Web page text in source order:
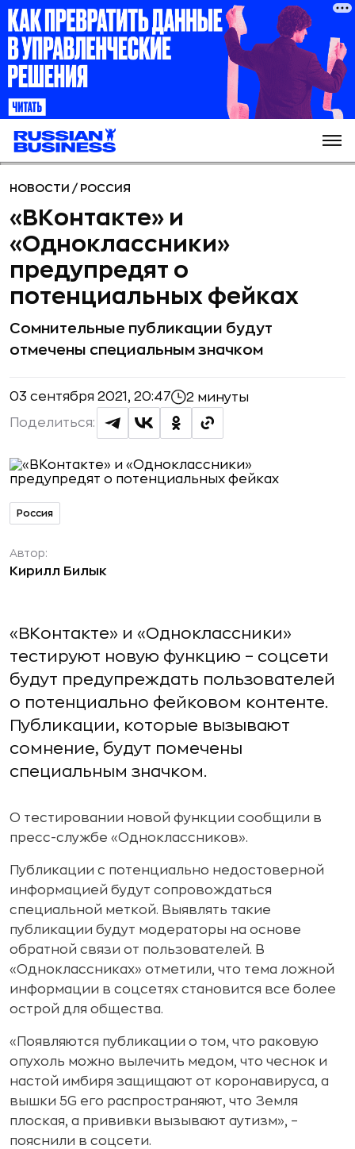
НОВОСТИ / РОССИЯ
«ВКонтакте» и
«Одноклассники»
предупредят о
потенциальных фейках
Сомнительные публикации будут
отмечены специальным значком
03 сентября 2021, 20:47 2 минуты
Поделиться:
Россия
Автор:
Кирилл Билык
«ВКонтакте» и «Одноклассники»
тестируют новую функцию – соцсети
будут предупреждать пользователей
о потенциально фейковом контенте.
Публикации, которые вызывают
сомнение, будут помечены
специальным значком.
О тестировании новой функции сообщили в
пресс-службе «Одноклассников».
Публикации с потенциально недостоверной
информацией будут сопровождаться
специальной меткой. Выявлять такие
публикации будут модераторы на основе
обратной связи от пользователей. В
«Одноклассниках» отметили, что тема ложной
информации в соцсетях становится все более
острой для общества.
«Появляются публикации о том, что раковую
опухоль можно вылечить медом, что чеснок и
настой имбиря защищают от коронавируса, а
вышки 5G его распространяют, что Земля
плоская, а прививки вызывают аутизм», –
пояснили в соцсети.